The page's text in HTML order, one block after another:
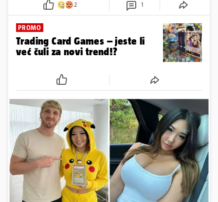
2 1
PROMO
Trading Card Games – jeste li
već čuli za novi trend!?